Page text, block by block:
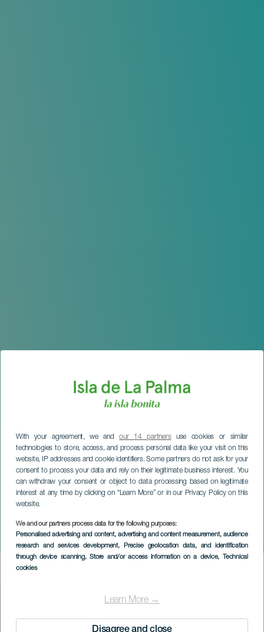
With your agreement, we andour 14 partnersuse cookies or similar
technologies to store, access, and process personal data like your visit on this
website, IP addresses and cookie identifiers. Some partners do not ask for your
consent to process your data and rely on their legitimate business interest. You
can withdraw your consent or object to data processing based on legitimate
interest at any time by clicking on “Learn More” or in our Privacy Policy on this
website.
We and our partners process data for the following purposes:
Personalised advertising and content, advertising and content measurement, audience
research and services development, Precise geolocation data, and identification
through device scanning, Store and/or access information on a device, Technical
cookies
Learn More →
Pasión Almodóvar
LA PALMA
Imagen